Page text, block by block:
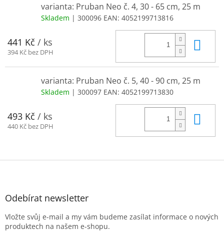
varianta: Pruban Neo č. 4, 30 - 65 cm, 25 m
Skladem | 300096 EAN: 4052199713816
441 Kč / ks
394 Kč bez DPH
varianta: Pruban Neo č. 5, 40 - 90 cm, 25 m
Skladem | 300097 EAN: 4052199713830
493 Kč / ks
440 Kč bez DPH
Z
Odebírat newsletter
Vložte svůj e-mail a my vám budeme zasílat informace o nových
produktech na našem e-shopu.